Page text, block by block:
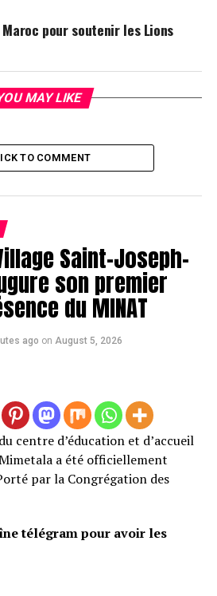
pour soutenir les Lions
MAY LIKE
TO COMMENT
Saint-Joseph-
son premier
du MINAT
ago on August 5, 2026
centre d’éducation et d’accueil
a été officiellement
par la Congrégation des
télégram pour avoir les